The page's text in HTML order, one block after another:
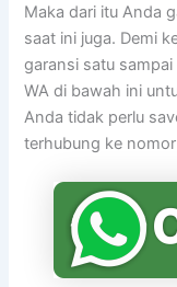
Maka dari itu Anda
saat ini juga. Demi
garansi satu
WA di bawah ini
Anda tidak perlu
terhubung ke